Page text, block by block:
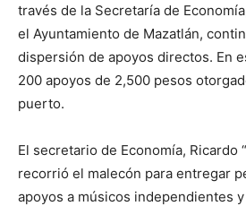
través de la Secretaría de
el Ayuntamiento de Mazatlán,
dispersión de apoyos directos. En
200 apoyos de 2,500 pesos
puerto.
El secretario de Economía, Ricardo
recorrió el malecón para entregar
apoyos a músicos independientes